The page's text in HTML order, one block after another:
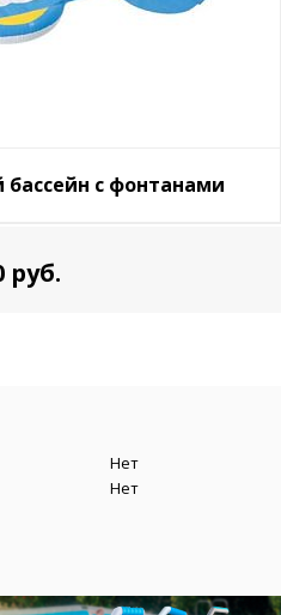
бассейн с фонтанами
руб.
Нет
Нет